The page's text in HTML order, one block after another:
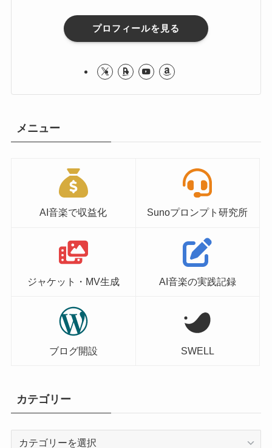
プロフィールを見る
メニュー
AI音楽で収益化 Sunoプロンプト研究所
ジャケット・MV生成 AI音楽の実践記録
ブログ開設 SWELL
カテゴリー